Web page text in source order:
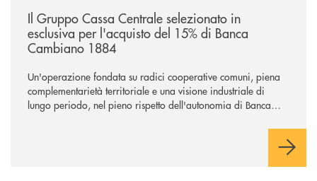
Il Gruppo Cassa Centrale selezionato in
esclusiva per l'acquisto del 15% di Banca
Cambiano 1884
Un'operazione fondata su radici cooperative comuni, piena
complementarietà territoriale e una visione industriale di
lungo periodo, nel pieno rispetto dell'autonomia di Banca
negoziazione esclusiva per la finalizzazione dell’operazione.